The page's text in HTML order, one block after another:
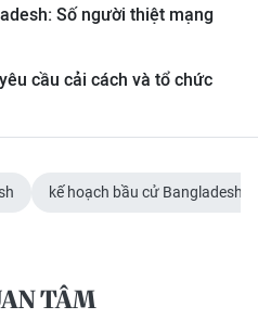
Số người thiệt mạng
cầu cải cách và tổ chức
kế hoạch bầu cử Bangladesh
TÂM